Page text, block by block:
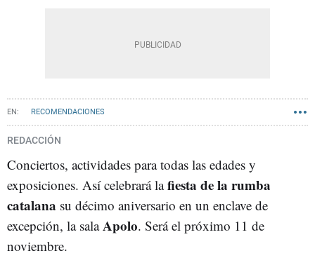
RECOMENDACIONES
REDACCIÓN
Conciertos, actividades para todas las edades y
exposiciones. Así celebrará lafiesta de la rumba
catalana su décimo aniversario en un enclave de
excepción, la salaApolo. Será el próximo 11 de
noviembre.